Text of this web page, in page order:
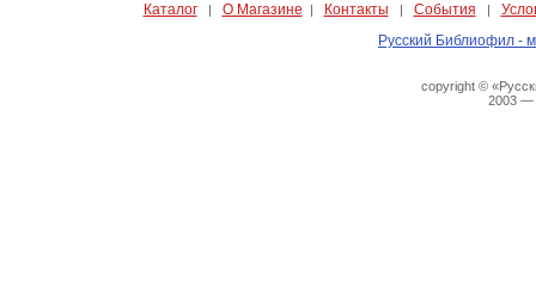
Каталог| О Магазине | Контакты | События |
Русский Библиофил -
copyright ©
2003 —